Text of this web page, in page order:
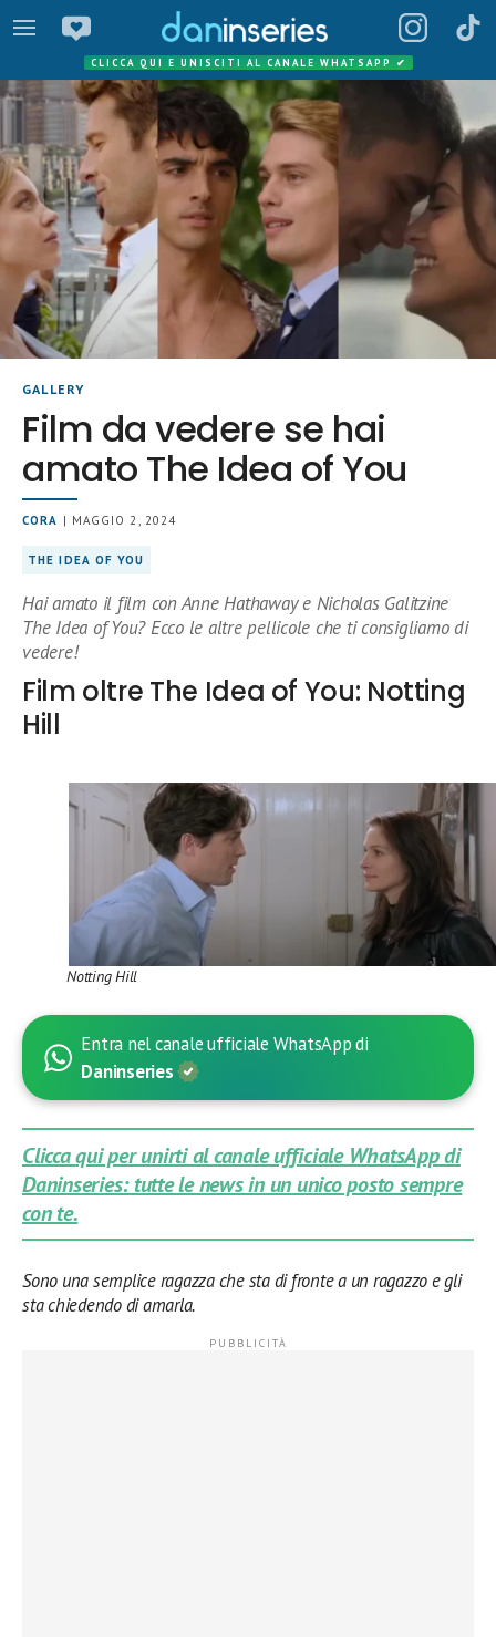
CLICCA QUI E UNISCITI AL CANALE WHATSAPP ✔
GALLERY
Film da vedere se hai
amato The Idea of You
CORA | MAGGIO 2, 2024
THE IDEA OF YOU
Hai amato il film con Anne Hathaway e Nicholas Galitzine
The Idea of You? Ecco le altre pellicole che ti consigliamo di
vedere!
Film oltre The Idea of You: Notting
Hill
Notting Hill
Entra nel canale ufficiale WhatsApp di
Daninseries
Clicca qui per unirti al canale ufficiale WhatsApp di
Daninseries: tutte le news in un unico posto sempre
con te.
Sono una semplice ragazza che sta di fronte a un ragazzo e gli
sta chiedendo di amarla.